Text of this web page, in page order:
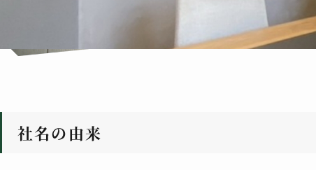
社名の由来